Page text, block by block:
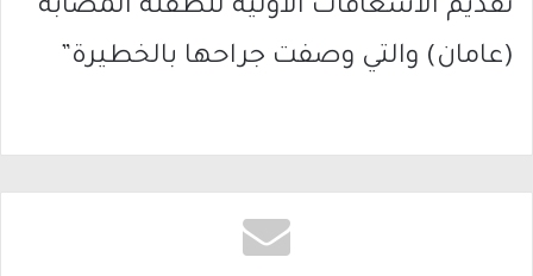
تقديم الاسعافات الاولية للطفلة المصابة
(عامان) والتي وصفت جراحها بالخطيرة”